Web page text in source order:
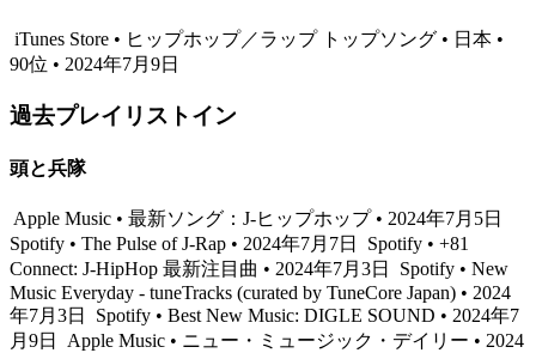
iTunes Store • ヒップホップ／ラップ トップソング • 日本 •
90位 • 2024年7月9日
過去プレイリストイン
頭と兵隊
Apple Music • 最新ソング：J-ヒップホップ • 2024年7月5日
Spotify • The Pulse of J-Rap • 2024年7月7日
Spotify • +81
Connect: J-HipHop 最新注目曲 • 2024年7月3日
Spotify • New
Music Everyday - tuneTracks (curated by TuneCore Japan) • 2024
年7月3日
Spotify • Best New Music: DIGLE SOUND • 2024年7
月9日
Apple Music • ニュー・ミュージック・デイリー • 2024